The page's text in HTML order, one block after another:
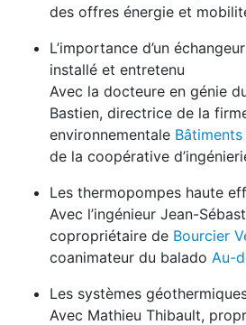
des offres énergie et
L’importance d’un
installé et entretenu
Avec la docteure en génie
Bastien, directrice de la
environnementale
de la coopérative
Les thermopompes haute
Avec l’ingénieur Jean-
copropriétaire de Bourcier
coanimateur du balado Au-
Les systèmes
Avec Mathieu Thibault,